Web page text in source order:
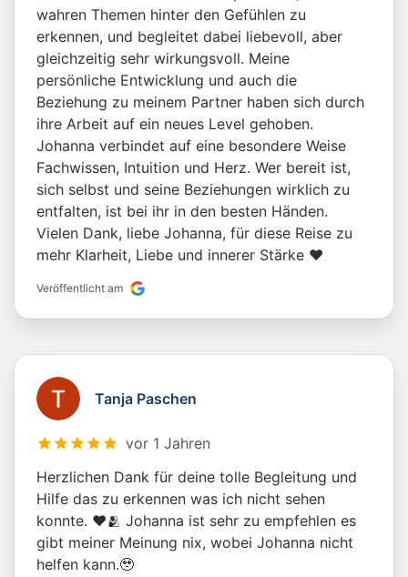
wahren Themen hinter den Gefühlen zu
erkennen, und begleitet dabei liebevoll, aber
gleichzeitig sehr wirkungsvoll. Meine
persönliche Entwicklung und auch die
Beziehung zu meinem Partner haben sich durch
ihre Arbeit auf ein neues Level gehoben.
Johanna verbindet auf eine besondere Weise
Fachwissen, Intuition und Herz. Wer bereit ist,
sich selbst und seine Beziehungen wirklich zu
entfalten, ist bei ihr in den besten Händen.
Vielen Dank, liebe Johanna, für diese Reise zu
mehr Klarheit, Liebe und innerer Stärke ❤️
Veröffentlicht am
Tanja Paschen
vor 1 Jahren
Herzlichen Dank für deine tolle Begleitung und
Hilfe das zu erkennen was ich nicht sehen
konnte. ❤️🫂 Johanna ist sehr zu empfehlen es
gibt meiner Meinung nix, wobei Johanna nicht
helfen kann.🥹